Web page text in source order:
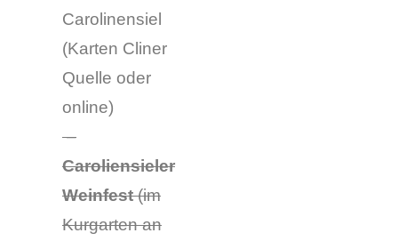
Carolinensiel
(Karten Cliner
Quelle oder
online)
–
Caroliensieler
Weinfest(im
Kurgarten an